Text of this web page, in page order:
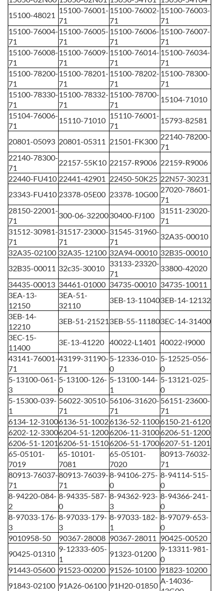
15100-48021
15100-76001-
71
15100-76002-
71
15100-76003-
71
15100-76004-
71
15100-76005-
71
15100-76006-
71
15100-76007-
71
15100-76008-
71
15100-76009-
71
15100-76014-
71
15100-76034-
71
15100-78200-
71
15100-78201-
71
15100-78202-
71
15100-78300-
71
15100-78330-
71
15100-78332-
71
15100-78700-
71
15104-71010
15104-76006-
71
15110-71010
15110-76001-
71
15793-82581
20801-05093 20801-05311 21501-FK300
22140-78200-
71
22140-78300-
71
22157-55K10 22157-R9006 22159-R9006
22440-FU410 22441-42901 22450-50K25 22N57-30231
23343-FU410 23378-05E00 23378-10G00
27020-78601-
71
28150-22001-
71
300-06-3220030400-FJ100
31511-23020-
71
31512-30981-
71
31517-23000-
71
31545-31960-
71
32A35-00010
32A35-02100 32A35-12100 32A94-00010 32B35-00010
32B35-00011 32c35-30010
33133-23320-
71
33800-42020
34435-00013 34461-01000 34735-00010 34735-10011
3EA-13-
12150
3EA-51-
32110
3EB-13-110403EB-14-12132
3EB-14-
12210
3EB-51-21521 3EB-55-111803EC-14-31400
3EC-15-
11400
3E-13-41220 40022-L1401 40022-l9000
43141-76001-
71
43199-31190-
71
5-12336-010-
0
5-12525-056-
0
5-13100-061-
3
5-13100-126-
0
5-13100-144-
1
5-13121-025-
0
5-15300-039-
1
56022-30510-
71
56106-31620-
71
56151-23600-
71
6134-12-31006136-51-10026136-52-11006150-21-6120
6202-12-33006204-51-12006206-11-31006206-51-1200
6206-51-12016206-51-15106206-51-17006207-51-1201
65-05101-
7019
65-10101-
7081
65-05101-
7020
80913-76032-
71
80913-76037-
71
80913-76039-
71
8-94106-275-
0
8-94114-515-
0
8-94220-084-
2
8-94335-587-
0
8-94362-923-
3
8-94366-241-
0
8-97033-176-
3
8-97033-179-
3
8-97033-182-
1
8-97079-653-
0
9010958-50
90367-28008 90367-28011 90425-00520
90425-01310
9-12333-605-
1
91323-01200
9-13311-981-
0
91443-05600 91523-00200 91526-10100 91823-10200
91843-02100 91A26-06100 91H20-01850
A-14036-